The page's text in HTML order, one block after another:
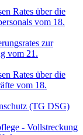
Rates über die
vom 18.
zur
vom 21.
Rates über die
vom 18.
(TG DSG)
- Vollstreckung